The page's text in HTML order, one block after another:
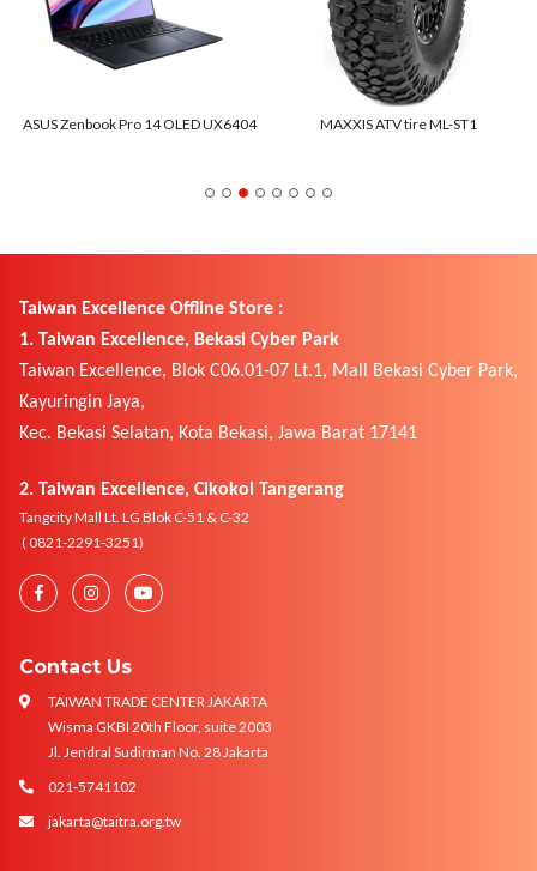
ASUS Zenbook Pro 14 OLED UX6404 MAXXIS ATV tire ML-ST1
Taiwan Excellence Offline Store :
1. Taiwan Excellence, Bekasi Cyber Park
Taiwan Excellence, Blok C06.01-07 Lt.1, Mall Bekasi Cyber Park,
Kayuringin Jaya,
Kec. Bekasi Selatan, Kota Bekasi, Jawa Barat 17141
2. Taiwan Excellence, Cikokol Tangerang
Tangcity Mall Lt. LG Blok C-51 & C-32
( 0821-2291-3251)
Contact Us
TAIWAN TRADE CENTER JAKARTA
Wisma GKBI 20th Floor, suite 2003
Jl. Jendral Sudirman No. 28 Jakarta
021-5741102
jakarta@taitra.org.tw